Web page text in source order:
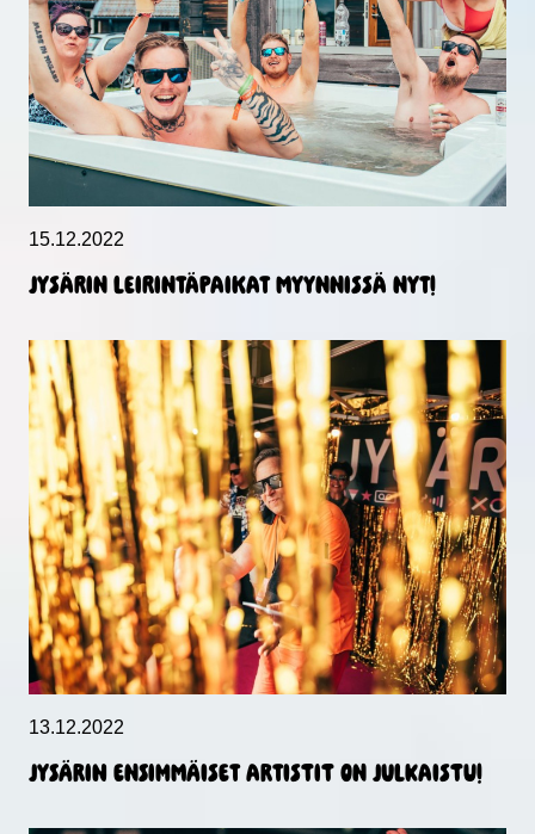
15.12.2022
JYSÄRIN LEIRINTÄPAIKAT MYYNNISSÄ NYT!
13.12.2022
Jysärin ensimmäiset artistit on julkaistu!